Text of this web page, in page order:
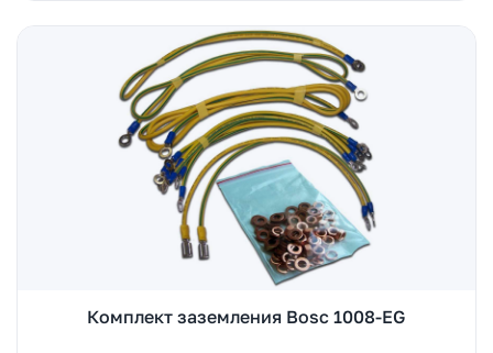
Комплект заземления Bosc 1008-EG